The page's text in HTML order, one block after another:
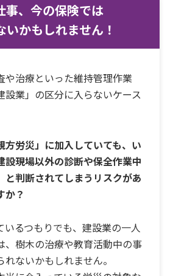
事、今の保険では
いかもしれません！
や治療といった維持管理作業
設業」の区分に入らないケース
方労災」に加入していても、い
設現場以外の診断や保全作業中
と判断されてしまうリスクがあ
か？
いるつもりでも、建設業の一人
、樹木の治療や教育活動中の事
ないかもしれません。